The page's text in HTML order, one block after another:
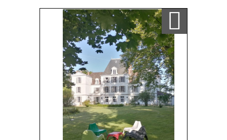
Ajouter a ma sélection